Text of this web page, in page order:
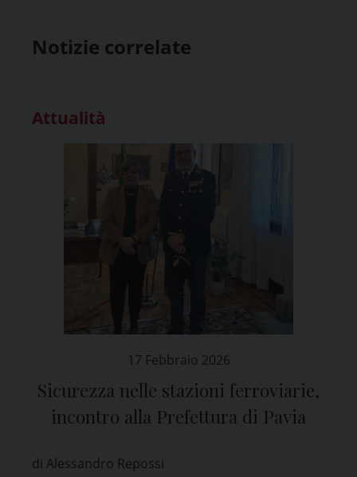
Notizie correlate
Attualità
17 Febbraio 2026
Sicurezza nelle stazioni ferroviarie,
incontro alla Prefettura di Pavia
di Alessandro Repossi